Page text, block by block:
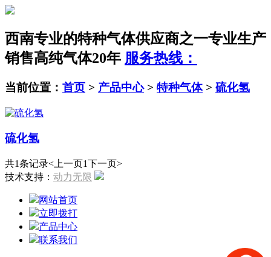
西南专业的特种气体供应商之一专业生产
销售高纯气体20年 服务热线：
当前位置： 首页 > 产品中心> 特种气体> 硫化氢
硫化氢
共1条记录<上一页1下一页>
技术支持： 动力无限
网站首页
立即拨打
产品中心
联系我们